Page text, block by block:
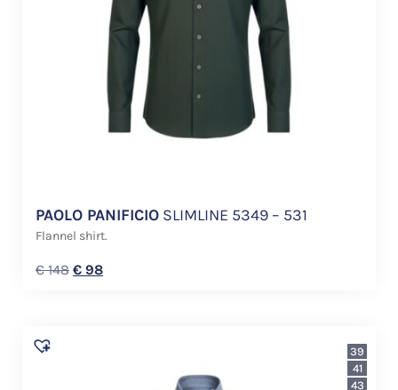
PAOLO PANIFICIO SLIMLINE 5349 – 531
Flannel shirt.
€148 € 98
39
41
43